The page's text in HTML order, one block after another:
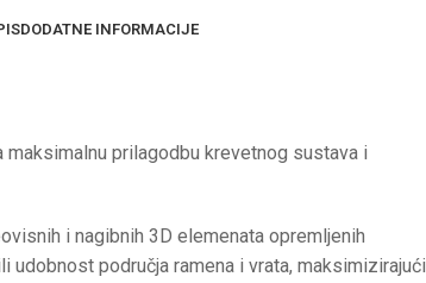
DODATNE INFORMACIJE
prilagodbu krevetnog sustava i
i nagibnih 3D elemenata opremljenih
područja ramena i vrata, maksimizirajući